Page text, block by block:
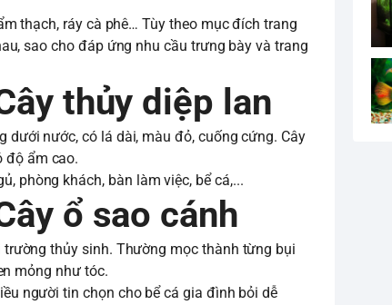
thạch, ráy cà phê… Tùy theo mục đích trang
sao cho đáp ứng nhu cầu trưng bày và trang
thủy diệp lan
nước, có lá dài, màu đỏ, cuống cứng. Cây
độ ẩm cao.
phòng khách, bàn làm việc, bể cá,...
ổ sao cánh
thủy sinh. Thường mọc thành từng bụi
mỏng như tóc.
người tin chọn cho bể cá gia đình bỏi dễ